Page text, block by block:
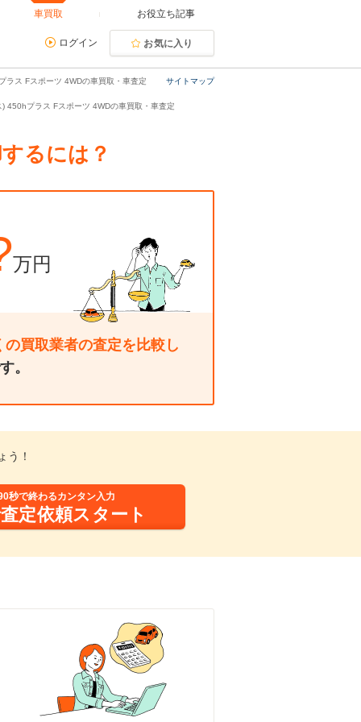
車買取 お役立ち記事
ログイン お気に入り
サイトマップ
ラス Fスポーツ 4WDの車買取・車査定
) 450hプラス Fスポーツ 4WDの車買取・車査定
るには？
万円
の買取業者の査定を比較し
。
う！
秒で終わるカンタン入力
定依頼スタート